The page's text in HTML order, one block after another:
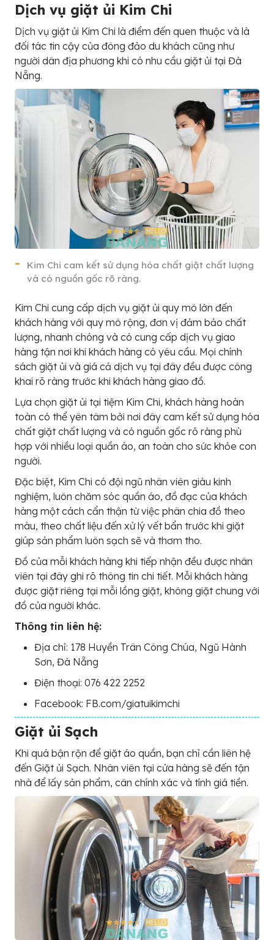
Dịch vụ giặt ủi Kim Chi
Dịch vụ giặt ủi Kim Chi là điểm đến quen thuộc và là
đối tác tin cậy của đông đảo du khách cũng như
người dân địa phương khi có nhu cầu giặt ủi tại Đà
Nẵng.
Kim Chi cam kết sử dụng hóa chất giặt chất lượng
và có nguồn gốc rõ ràng.
Kim Chi cung cấp dịch vụ giặt ủi quy mô lớn đến
khách hàng với quy mô rộng, đơn vị đảm bảo chất
lượng, nhanh chóng và có cung cấp dịch vụ giao
hàng tận nơi khi khách hàng có yêu cầu. Mọi chính
sách giặt ủi và giá cả dịch vụ tại đây đều được công
khai rõ ràng trước khi khách hàng giao đồ.
Lựa chọn giặt ủi tại tiệm Kim Chi, khách hàng hoàn
toàn có thể yên tâm bởi nơi đây cam kết sử dụng hóa
chất giặt chất lượng và có nguồn gốc rõ ràng phù
hợp với nhiều loại quần áo, an toàn cho sức khỏe con
người.
Đặc biệt, Kim Chi có đội ngũ nhân viên giàu kinh
nghiệm, luôn chăm sóc quần áo, đồ đạc của khách
hàng một cách cẩn thận từ việc phân chia đồ theo
màu, theo chất liệu đến xử lý vết bẩn trước khi giặt
giúp sản phẩm luôn sạch sẽ và thơm tho.
Đồ của mỗi khách hàng khi tiếp nhận đều được nhân
viên tại đây ghi rõ thông tin chi tiết. Mỗi khách hàng
được giặt riêng tại mỗi lồng giặt, không giặt chung với
đồ của người khác.
Thông tin liên hệ:
Địa chỉ: 178 Huyền Trân Công Chúa, Ngũ Hành
Sơn, Đà Nẵng
Điện thoại: 076 422 2252
Facebook: FB.com/giatuikimchi
Giặt ủi Sạch
Khi quá bận rộn để giặt áo quần, bạn chỉ cần liên hệ
đến Giặt ủi Sạch. Nhân viên tại cửa hàng sẽ đến tận
nhà để lấy sản phẩm, cân chính xác và tính giá tiền.